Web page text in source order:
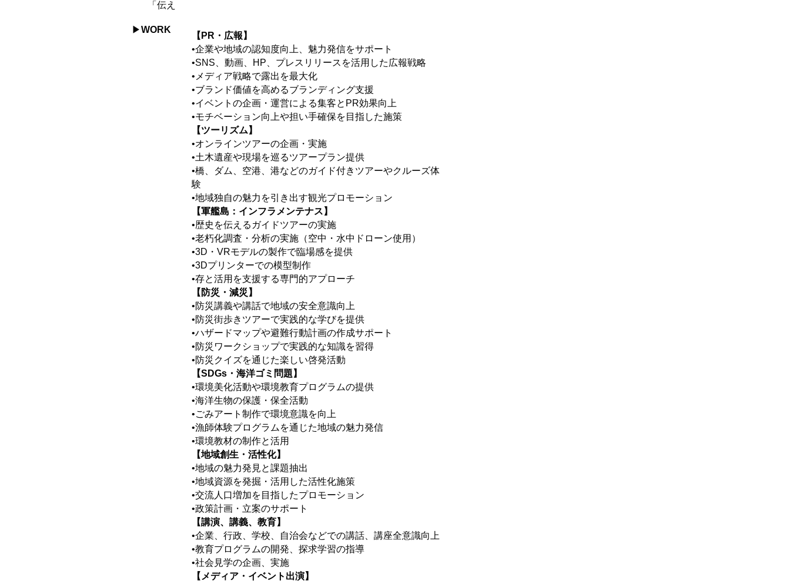
「伝え
​▶WORK
【PR・広報】
•企業や地域の認知度向上、魅力発信をサポート
•SNS、動画、HP、プレスリリースを活用した広報戦略
•メディア戦略で露出を最大化
•ブランド価値を高めるブランディング支援
•イベントの企画・運営による集客とPR効果向上
•モチベーション向上や担い手確保を目指した施策
【ツーリズム】
•オンラインツアーの企画・実施
•土木遺産や現場を巡るツアープラン提供
•橋、ダム、空港、港などのガイド付きツアーやクルーズ体
験
•地域独自の魅力を引き出す観光プロモーション
【軍艦島：インフラメンテナス】
•歴史を伝えるガイドツアーの実施
•老朽化調査・分析の実施（空中・水中ドローン使用）
•3D・VRモデルの製作で臨場感を提供
•3Dプリンターでの模型制作
•存と活用を支援する専門的アプローチ
【防災・減災】
•防災講義や講話で地域の安全意識向上
•防災街歩きツアーで実践的な学びを提供
•ハザードマップや避難行動計画の作成サポート
•防災ワークショップで実践的な知識を習得
•防災クイズを通じた楽しい啓発活動
【SDGs・海洋ゴミ問題】
•環境美化活動や環境教育プログラムの提供
•海洋生物の保護・保全活動
•ごみアート制作で環境意識を向上
•漁師体験プログラムを通じた地域の魅力発信
•環境教材の制作と活用
【地域創生・活性化】
•地域の魅力発見と課題抽出
•地域資源を発掘・活用した活性化施策
•交流人口増加を目指したプロモーション
•政策計画・立案のサポート
【講演、講義、教育】
•企業、行政、学校、自治会などでの講話、講座全意識向上
•教育プログラムの開発、探求学習の指導
•社会見学の企画、実施
【メディア・イベント出演】